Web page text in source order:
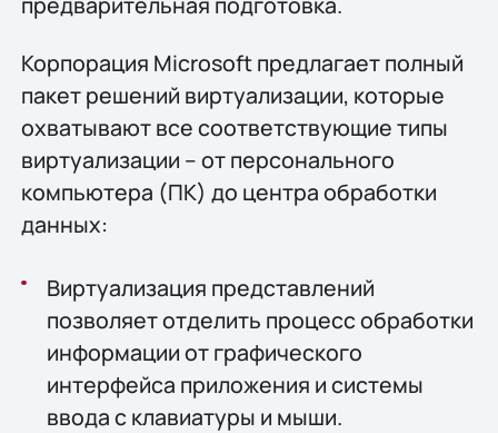
Корпорация Microsoft предлагает полный
пакет решений виртуализации, которые
охватывают все соответствующие типы
виртуализации – от персонального
компьютера (ПК) до центра обработки
данных:
Виртуализация представлений
позволяет отделить процесс обработки
информации от графического
интерфейса приложения и системы
ввода с клавиатуры и мыши.